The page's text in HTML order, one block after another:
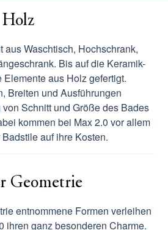
aus Waschtisch, Hochschrank,
Bis auf die Keramik-
aus Holz gefertigt.
Breiten und Ausführungen
Schnitt und Größe des Bades
kommen bei Max 2.0 vor allem
auf ihre Kosten.
Geometrie
entnommene Formen verleihen
ihren ganz besonderen Charme.